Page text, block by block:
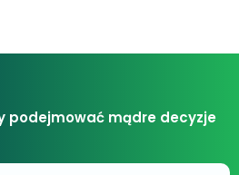
podejmować mądre decyzje